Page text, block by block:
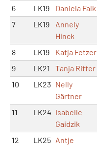
6 LK19 Daniela Falk
7
LK19
Annely
Hinck
8 LK19 Katja Fetzer
9
LK21 Tanja Ritter
10
LK23 Nelly
Gärtner
11 LK24 Isabelle
Gaidzik
12 LK25 Antje